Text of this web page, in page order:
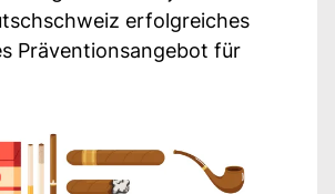
erfolgreiches
Präventionsangebot für